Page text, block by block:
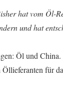
hat vom Öl-
und hat
Öl und
für